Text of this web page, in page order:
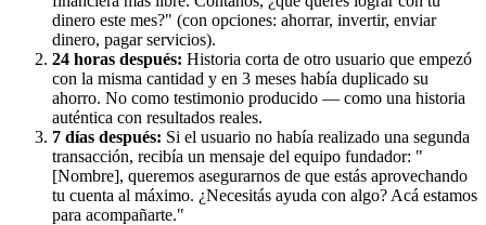
dinero este mes?" (con opciones: ahorrar, invertir, enviar
dinero, pagar servicios).
24 horas después: Historia corta de otro usuario que empezó
con la misma cantidad y en 3 meses había duplicado su
ahorro. No como testimonio producido — como una historia
auténtica con resultados reales.
7 días después: Si el usuario no había realizado una segunda
transacción, recibía un mensaje del equipo fundador: "
[Nombre], queremos asegurarnos de que estás aprovechando
tu cuenta al máximo. ¿Necesitás ayuda con algo? Acá estamos
para acompañarte."